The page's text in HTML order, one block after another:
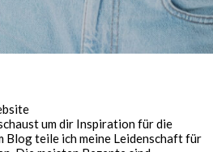
um dir Inspiration für die
Blog teile ich meine Leidenschaft für